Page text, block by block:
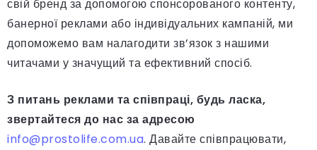
свій бренд за допомогою спонсорованого контенту,
банерної реклами або індивідуальних кампаній, ми
допоможемо вам налагодити зв’язок з нашими
читачами у значущий та ефективний спосіб.
З питань реклами та співпраці, будь ласка,
звертайтеся до нас за адресою
info@prostolife.com.ua. Давайте співпрацювати,